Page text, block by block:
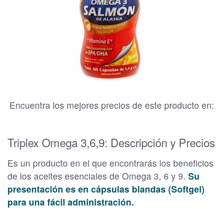
Encuentra los mejores precios de este producto en:
Triplex Omega 3,6,9: Descripción y Precios
Es un producto en el que encontrarás los beneficios
de los aceites esenciales de Omega 3, 6 y 9. Su
presentación es en cápsulas blandas (Softgel)
para una fácil administración.